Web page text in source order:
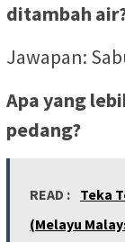
ditambah
Jawapan:
Apa yang
pedang?
READ : Teka
(Melayu